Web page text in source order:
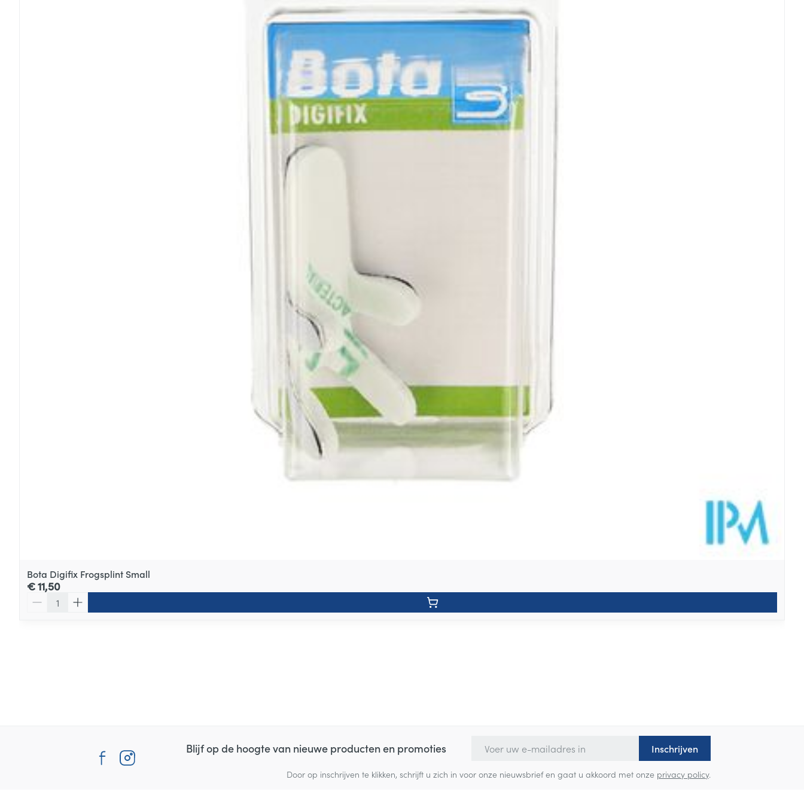
Bota Digifix Frogsplint Small
€ 11,50
Blijf op de hoogte van nieuwe producten en promoties Inschrijven
Door op inschrijven te klikken, schrijft u zich in voor onze nieuwsbrief en gaat u akkoord met onze privacy policy.